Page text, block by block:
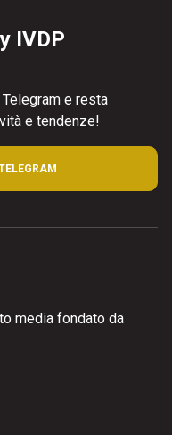
IVDP
e resta
e tendenze!
media fondato da